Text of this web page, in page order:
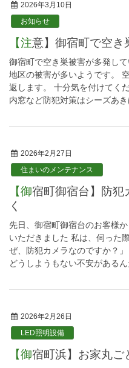
2026年3月10日
お知らせ
【注意】御宿町で空
御宿町で空き巣被害が多発し
地区の被害が多いようです。
返します。 十分気を付けてく
内窓など防犯対策はシーズあ
2026年2月27日
住まいのメンテナンス
【御宿町御宿台】防犯カメラ設置で不安を取り除
く
先日、御宿町御宿台のお客様
いただきました 私は、伺った
ぜ、防犯カメラなのですか？
どうしようもない不安がある
2026年2月26日
LED照明設備
【御宿町浜】お家丸